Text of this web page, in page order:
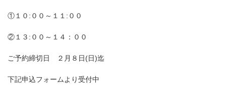
①１０:００～１１:００
②１３:００～１４：００
ご予約締切日 ２月８日(日)迄
下記申込フォームより受付中